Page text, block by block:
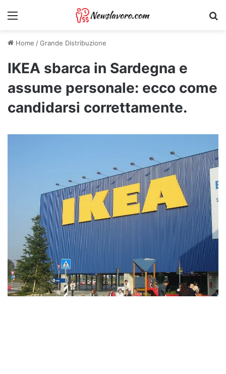
Menu
Home /Grande Distribuzione
IKEA sbarca in Sardegna e
assume personale: ecco come
candidarsi correttamente.